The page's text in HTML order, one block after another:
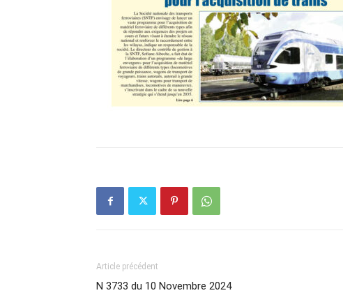
Article précédent
N 3733 du 10 Novembre 2024